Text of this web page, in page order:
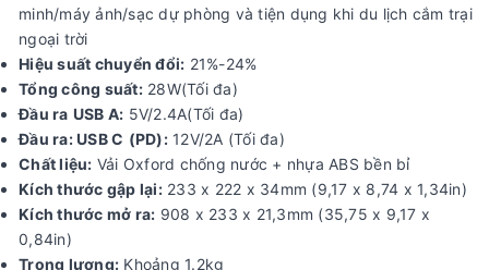
minh/máy ảnh/sạc dự phòng và tiện dụng khi du lịch cắm trại
ngoại trời
Hiệu suất chuyển đổi: 21%-24%
Tổng công suất:28W(Tối đa)
Đầu ra USB A: 5V/2.4A(Tối đa)
Đầu ra: USBC (PD):12V/2A (Tối đa)
Chất liệu: Vải Oxford chống nước + nhựa ABS bền bỉ
Kích thước gập lại:233 x 222 x 34mm (9,17 x 8,74 x 1,34in)
Kích thước mở ra: 908 x 233 x 21,3mm (35,75 x 9,17 x
0,84in)
Trọng lượng: Khoảng 1.2kg